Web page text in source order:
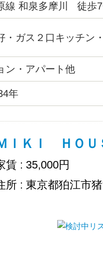
線 和泉多摩川 徒歩
・ガス２口キッチン
ン・アパート他
年
ＩＫＩ ＨＯＵ
賃 : 35,000円
所 : 東京都狛江市